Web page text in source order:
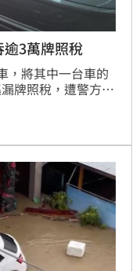
3萬牌照稅
，將其中一台車的
牌照稅，遭警方臨